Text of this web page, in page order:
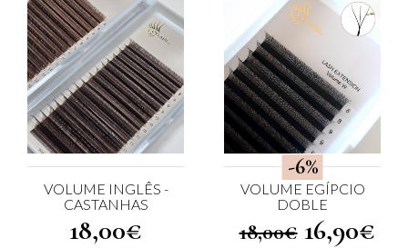
VOLUME INGLÊS -
CASTANHAS
18,00€
-6%
VOLUME EGÍPCIO
DOBLE
18,00€ 16,90€